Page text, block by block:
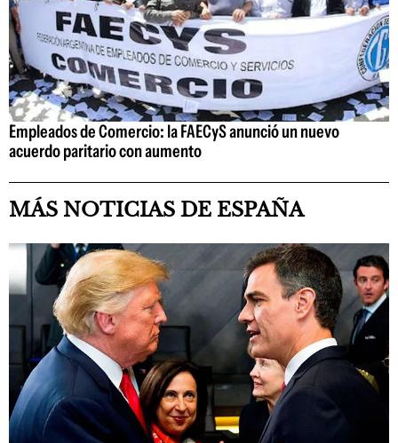
Empleados de Comercio: la FAECyS anunció un nuevo
acuerdo paritario con aumento
MÁS NOTICIAS DE ESPAÑA